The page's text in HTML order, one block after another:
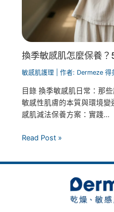
換季敏感肌怎麼保養
敏感肌護理 | 作者: Dermeze 得
目錄 換季敏感肌日常：那
敏感性肌膚的本質與環境
感肌減法保養方案：實踐...
Read Post »